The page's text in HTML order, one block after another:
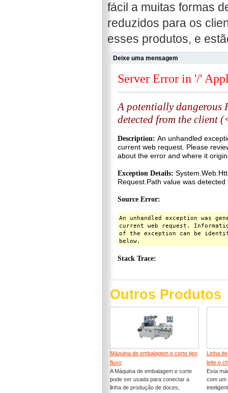
fácil a muitas formas
reduzidos para os
esses produtos, e
Deixe uma mensagem
Outros Produtos
Máquina de embalagem e corte tipo
fluxo
A Máquina de embalagem e corte
pode ser usada para conectar a
linha de produção de doces,
Linha
leite e
Esta
com um